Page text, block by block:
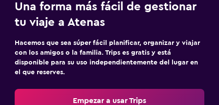
Una forma más fácil de gestionar
tu viaje a Atenas
Hacemos que sea súper fácil planificar, organizar y viajar
con los amigos o la familia. Trips es gratis y está
disponible para su uso independientemente del lugar en
el que reserves.
Empezar a usar Trips